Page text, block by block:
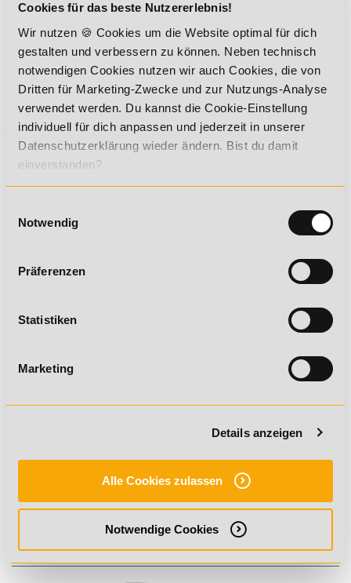
Cookies für das beste Nutzererlebnis!
Wir nutzen 🍪 Cookies um die Website optimal für dich
gestalten und verbessern zu können. Neben technisch
notwendigen Cookies nutzen wir auch Cookies, die von
Dritten für Marketing-Zwecke und zur Nutzungs-Analyse
verwendet werden. Du kannst die Cookie-Einstellung
individuell für dich anpassen und jederzeit in unserer
Datenschutzerklärung wieder ändern. Bist du damit
einverstanden?
Notwendig
Präferenzen
Statistiken
Marketing
Details anzeigen
Alle Cookies zulassen
Notwendige Cookies
Sport aber auch die Konzeption und Durchführung von
regionalen, nationalen und internationalen
Veranstaltungen im Sport. Du erlernst alles Wichtige über
Planung, Konzeption und Umsetzung von Marketing-
Maßnahmen und Maßnahmen der Mittelbeschaffung.
Diese Ausbildung bildet dich auch für eine berufliche
Zukunft in der Unternehmensführung aus. Dafür sind
enthaltene Themenblöcke über deine Aufgaben im
Bereich Führung und Zusammenarbeit unerlässlich.
Lerne deine Lehrmaterialien, den Online Campus und
Keine Mehrkosten bei Über- oder Unterschreiten der
Unsere professionell gestalteten Lehrmaterialien stehen
✔ Individuelle Betreuung
wir dir mit Rat und Tat zur Seite